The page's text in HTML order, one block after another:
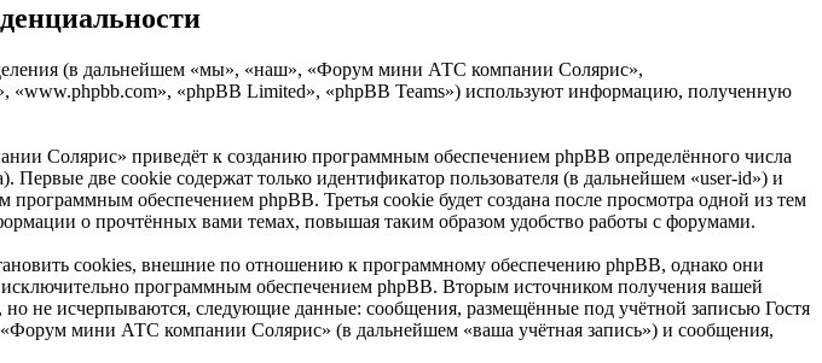
(в дальнейшем «мы», «наш», «Форум мини АТС компании Солярис»,
«www.phpbb.com», «phpBB Limited», «phpBB Teams») используют информацию, полученную
Солярис» приведёт к созданию программным обеспечением phpBB определённого числа
две cookie содержат только идентификатор пользователя (в дальнейшем «user-id») и
обеспечением phpBB. Третья cookie будет создана после просмотра одной из тем
о прочтённых вами темах, повышая таким образом удобство работы с форумами.
cookies, внешние по отношению к программному обеспечению phpBB, однако они
исключительно программным обеспечением phpBB. Вторым источником получения вашей
не исчерпываются, следующие данные: сообщения, размещённые под учётной записью Гостя
мини АТС компании Солярис» (в дальнейшем «ваша учётная запись») и сообщения,